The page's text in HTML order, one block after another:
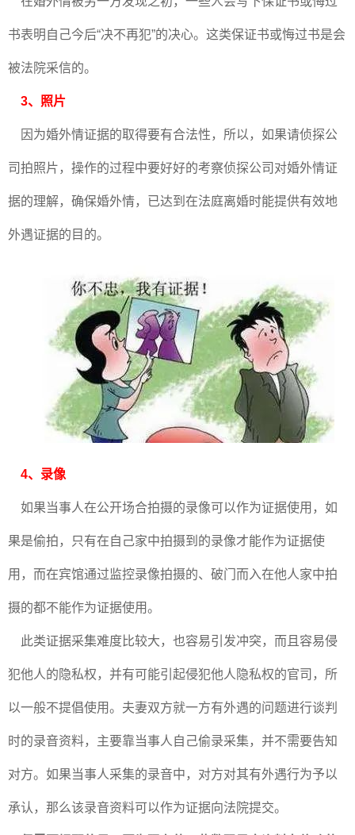
书表明自己今后“决不再犯”的决心。这类保证书或悔过书是会
被法院采信的。
3、照片
因为婚外情证据的取得要有合法性，所以，如果请侦探公
司拍照片，操作的过程中要好好的考察侦探公司对婚外情证
据的理解，确保婚外情，已达到在法庭离婚时能提供有效地
外遇证据的目的。
4、录像
如果当事人在公开场合拍摄的录像可以作为证据使用，如
果是偷拍，只有在自己家中拍摄到的录像才能作为证据使
用，而在宾馆通过监控录像拍摄的、破门而入在他人家中拍
摄的都不能作为证据使用。
此类证据采集难度比较大，也容易引发冲突，而且容易侵
犯他人的隐私权，并有可能引起侵犯他人隐私权的官司，所
以一般不提倡使用。夫妻双方就一方有外遇的问题进行谈判
时的录音资料，主要靠当事人自己偷录采集，并不需要告知
对方。如果当事人采集的录音中，对方对其有外遇行为予以
承认，那么该录音资料可以作为证据向法院提交。